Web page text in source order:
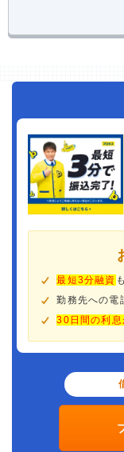
最短3分融資
勤務先への電
30日間の利息